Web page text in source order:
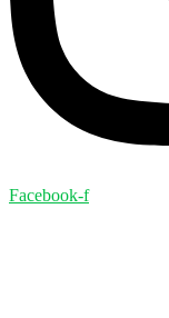
Facebook-f